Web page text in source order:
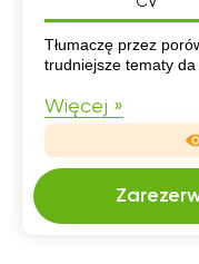
CV
Tłumaczę przez
trudniejsze tematy
Więcej »